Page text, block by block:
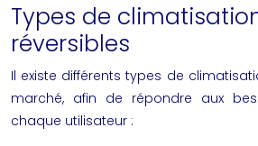
Types de
réversibles
Il existe différents types de
marché, afin de répondre aux
chaque utilisateur :